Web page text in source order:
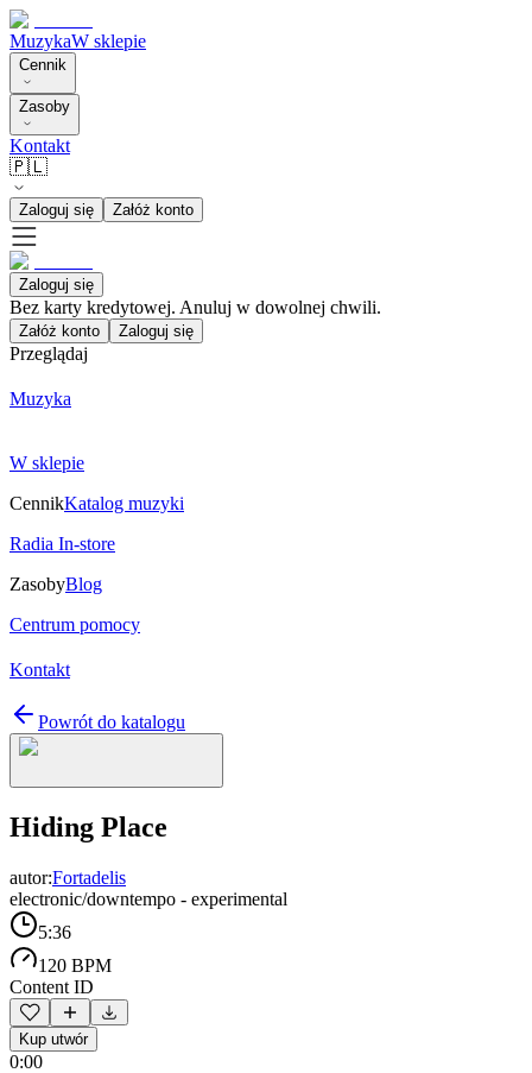
MuzykaW sklepie
Cennik
Zasoby
Kontakt
🇵🇱
Zaloguj się Załóż konto
Zaloguj się
Bez karty kredytowej. Anuluj w dowolnej chwili.
Załóż konto Zaloguj się
Przeglądaj
Muzyka
W sklepie
CennikKatalog muzyki
Radia In-store
ZasobyBlog
Centrum pomocy
Kontakt
Powrót do katalogu
Hiding Place
autor:Fortadelis
electronic/downtempo - experimental
5:36
120 BPM
Content ID
Kup utwór
0:00